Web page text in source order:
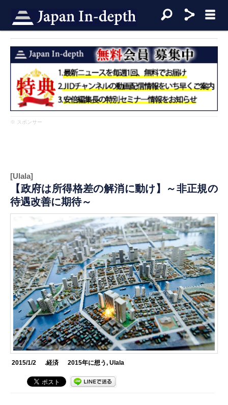
※ スポンサー
[Ulala]
【政府は所得格差の解消に動け】～非正規の
待遇改善に期待～
2015/1/2 .経済 2015年に想う, Ulala